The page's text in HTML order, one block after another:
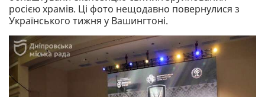
росією храмів. Ці фото нещодавно повернулися з
Українського тижня у Вашингтоні.